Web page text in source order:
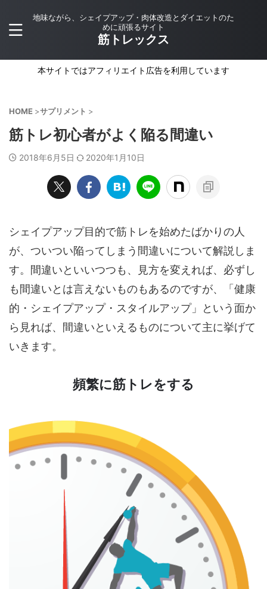
地味ながら、シェイプアップ・肉体改造とダイエットのた
めに頑張るサイト
筋トレックス
本サイトではアフィリエイト広告を利用しています
HOME >サプリメント >
筋トレ初心者がよく陥る間違い
2018年6月5日 2020年1月10日
シェイプアップ目的で筋トレを始めたばかりの人
が、ついつい陥ってしまう間違いについて解説しま
す。間違いといいつつも、見方を変えれば、必ずし
も間違いとは言えないものもあるのですが、「健康
的・シェイプアップ・スタイルアップ」という面か
ら見れば、間違いといえるものについて主に挙げて
いきます。
頻繁に筋トレをする